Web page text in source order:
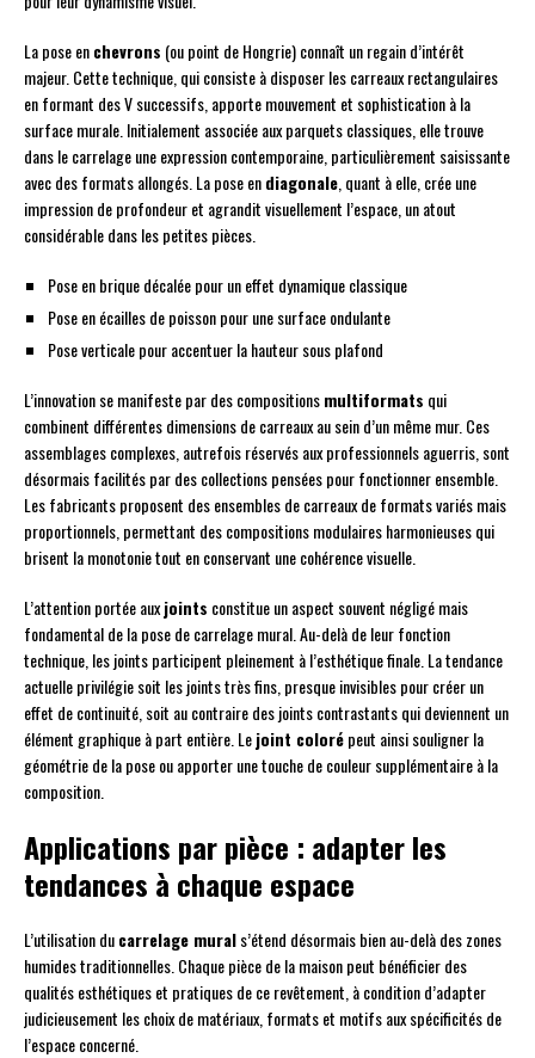
La pose enchevrons (ou point de Hongrie) connaît un regain d’intérêt
majeur. Cette technique, qui consiste à disposer les carreaux rectangulaires
en formant des V successifs, apporte mouvement et sophistication à la
surface murale. Initialement associée aux parquets classiques, elle trouve
dans le carrelage une expression contemporaine, particulièrement saisissante
avec des formats allongés. La pose endiagonale , quant à elle, crée une
impression de profondeur et agrandit visuellement l’espace, un atout
considérable dans les petites pièces.
Pose en brique décalée pour un effet dynamique classique
Pose en écailles de poisson pour une surface ondulante
Pose verticale pour accentuer la hauteur sous plafond
L’innovation se manifeste par des compositionsmultiformats qui
combinent différentes dimensions de carreaux au sein d’un même mur. Ces
assemblages complexes, autrefois réservés aux professionnels aguerris, sont
désormais facilités par des collections pensées pour fonctionner ensemble.
Les fabricants proposent des ensembles de carreaux de formats variés mais
proportionnels, permettant des compositions modulaires harmonieuses qui
brisent la monotonie tout en conservant une cohérence visuelle.
L’attention portée auxjoints constitue un aspect souvent négligé mais
fondamental de la pose de carrelage mural. Au-delà de leur fonction
technique, les joints participent pleinement à l’esthétique finale. La tendance
actuelle privilégie soit les joints très fins, presque invisibles pour créer un
effet de continuité, soit au contraire des joints contrastants qui deviennent un
élément graphique à part entière. Lejoint colorépeut ainsi souligner la
géométrie de la pose ou apporter une touche de couleur supplémentaire à la
composition.
Applications par pièce : adapter les
tendances à chaque espace
L’utilisation ducarrelage murals’étend désormais bien au-delà des zones
humides traditionnelles. Chaque pièce de la maison peut bénéficier des
qualités esthétiques et pratiques de ce revêtement, à condition d’adapter
judicieusement les choix de matériaux, formats et motifs aux spécificités de
l’espace concerné.